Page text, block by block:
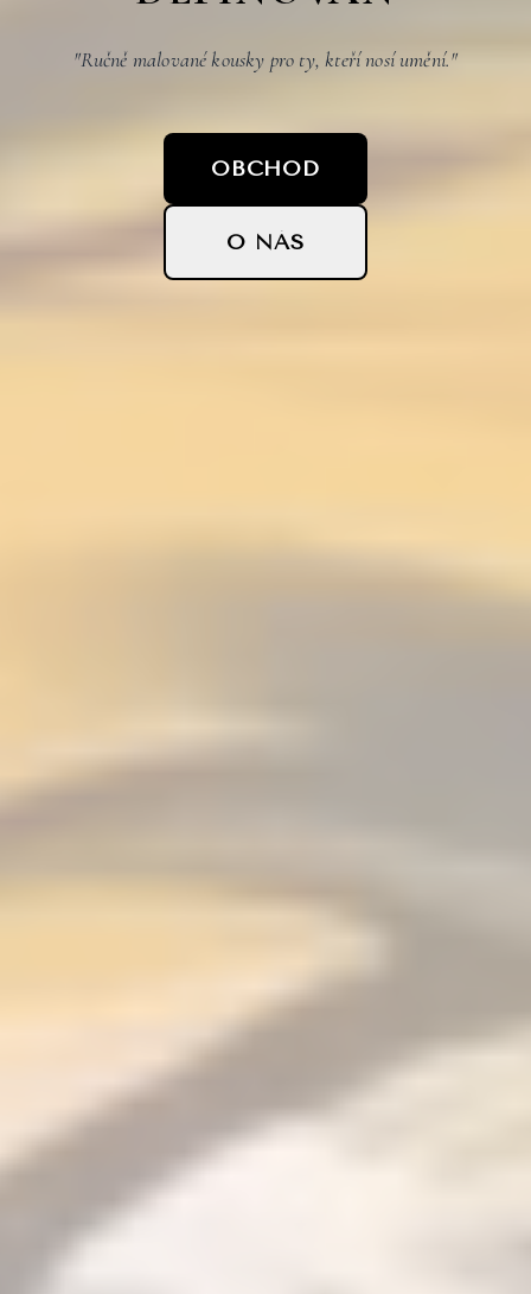
"Ručně malované kousky pro ty, kteří nosí umění."
OBCHOD
O NÁS